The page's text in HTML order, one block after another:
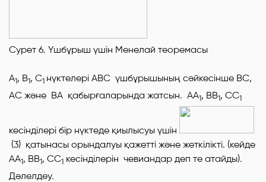
Сурет 6. Үшбұрыш үшін Менелай теоремасы
А1, В1, С1 нүктелері АВС үшбұрышының сәйкесінше ВС,
АС және ВА қабырғаларында жатсын. AА1, BВ1, CС1
кесінділері бір нүктеде қиылысуы үшін
(3) қатынасы орындалуы қажетті және жеткілікті. (кейде
AА1, BВ1, CС1 кесінділерін чевиандар деп те атайды).
Дәлелдеу.